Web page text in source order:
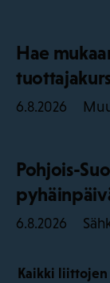
Hae
6.8.2026
Pohjois-
6.8.2026
Kaikki